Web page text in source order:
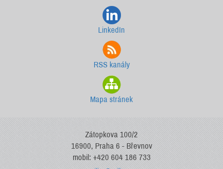
LinkedIn
RSS kanály
Mapa stránek
Zátopkova 100/2
16900, Praha 6 - Břevnov
mobil: +420 604 186 733